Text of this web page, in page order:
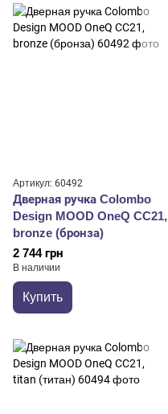
Артикул: 60492
Дверная ручка Colombo
Design MOOD OneQ CC21,
bronze (бронза)
2 744 грн
В наличии
Купить